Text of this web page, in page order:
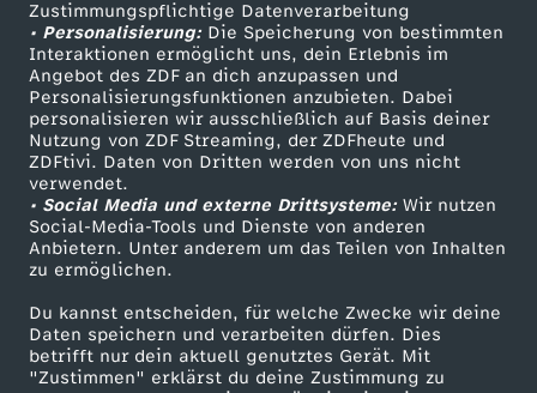
Zustimmungspflichtige Datenverarbeitung
• Personalisierung:Die Speicherung von bestimmten
Interaktionen ermöglicht uns, dein Erlebnis im
Angebot des ZDF an dich anzupassen und
Personalisierungsfunktionen anzubieten. Dabei
personalisieren wir ausschließlich auf Basis deiner
Nutzung von ZDF Streaming, der ZDFheute und
ZDFtivi. Daten von Dritten werden von uns nicht
verwendet.
• Social Media und externe Drittsysteme:Wir nutzen
Social-Media-Tools und Dienste von anderen
Anbietern. Unter anderem um das Teilen von Inhalten
zu ermöglichen.
Du kannst entscheiden, für welche Zwecke wir deine
Daten speichern und verarbeiten dürfen. Dies
betrifft nur dein aktuell genutztes Gerät. Mit
"Zustimmen" erklärst du deine Zustimmung zu
e
b
e
n
o
h
n
Livestreams
Sendungen A-Z
TV-Programm
Zuschauerservice
Hilfe
ZDF Unternehmen
Karriere
ZDF goes Schule
Werbefernsehen